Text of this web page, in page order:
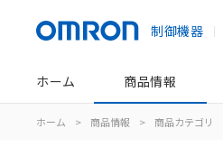
制御機器
ホーム 商品情報
ホーム > 商品情報 > 商品カテゴリ